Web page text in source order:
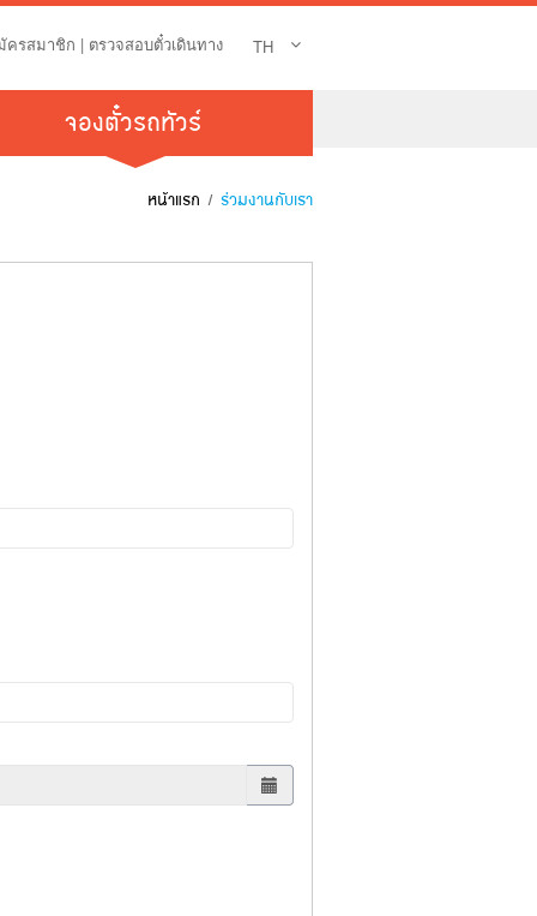
TH
ครสมาชิก | ตรวจสอบตั๋วเดินทาง
จองตั๋วรถทัวร์
หน้าแรก / ร่วมงานกับเรา